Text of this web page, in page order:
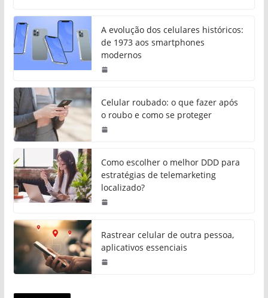
A evolução dos celulares históricos:
de 1973 aos smartphones
modernos
Celular roubado: o que fazer após
o roubo e como se proteger
Como escolher o melhor DDD para
estratégias de telemarketing
localizado?
Rastrear celular de outra pessoa,
aplicativos essenciais